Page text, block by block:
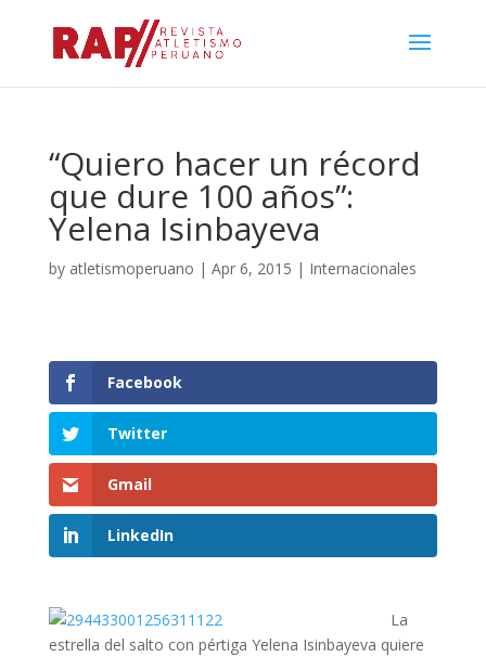
“Quiero hacer un récord
que dure 100 años”:
Yelena Isinbayeva
by atletismoperuano | Apr 6, 2015 | Internacionales
Facebook
Twitter
Gmail
LinkedIn
La
estrella del salto con pértiga Yelena Isinbayeva quiere